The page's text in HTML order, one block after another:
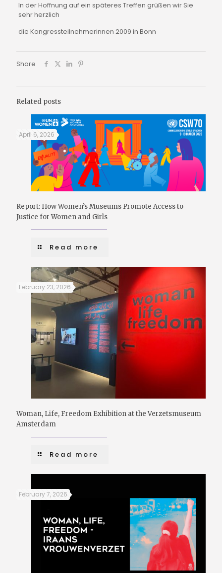
In der Hoffnung auf ein späteres Treffen grüßen wir Sie
sehr herzlich
die Kongressteilnehmerinnen 2009 in Bonn
Share
Related posts
April 6, 2026
Report: How Women’s Museums Promote Access to
Justice for Women and Girls
Read more
February 23, 2026
Woman, Life, Freedom Exhibition at the Verzetsmuseum
Amsterdam
Read more
February 7, 2026